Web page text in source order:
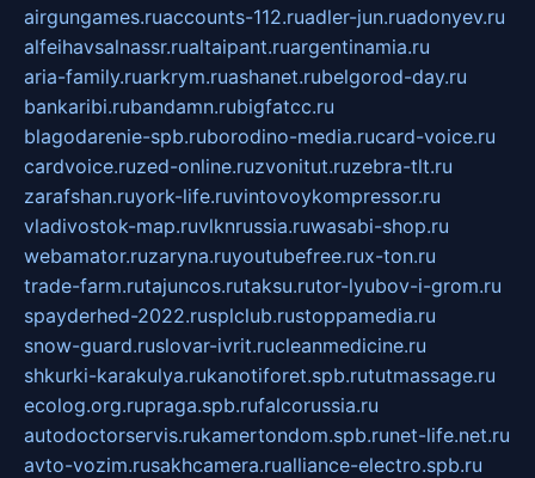
airgungames.ruaccounts-112.ruadler-jun.ruadonyev.ru
alfeihavsalnassr.rualtaipant.ruargentinamia.ru
aria-family.ruarkrym.ruashanet.rubelgorod-day.ru
bankaribi.rubandamn.rubigfatcc.ru
blagodarenie-spb.ruborodino-media.rucard-voice.ru
cardvoice.ruzed-online.ruzvonitut.ruzebra-tlt.ru
zarafshan.ruyork-life.ruvintovoykompressor.ru
vladivostok-map.ruvlknrussia.ruwasabi-shop.ru
webamator.ruzaryna.ruyoutubefree.rux-ton.ru
trade-farm.rutajuncos.rutaksu.rutor-lyubov-i-grom.ru
spayderhed-2022.rusplclub.rustoppamedia.ru
snow-guard.ruslovar-ivrit.rucleanmedicine.ru
shkurki-karakulya.rukanotiforet.spb.rututmassage.ru
ecolog.org.rupraga.spb.rufalcorussia.ru
autodoctorservis.rukamertondom.spb.runet-life.net.ru
avto-vozim.rusakhcamera.rualliance-electro.spb.ru